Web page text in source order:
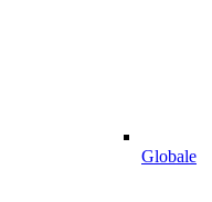
Globale